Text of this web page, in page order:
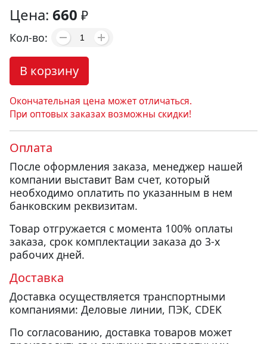
Цена: 660 ₽
Кол-во:
В корзину
Окончательная цена может отличаться.
При оптовых заказах возможны скидки!
Оплата
После оформления заказа, менеджер нашей
компании выставит Вам счет, который
необходимо оплатить по указанным в нем
банковским реквизитам.
Товар отгружается с момента 100% оплаты
заказа, срок комплектации заказа до 3-х
рабочих дней.
Доставка
Доставка осуществляется транспортными
компаниями: Деловые линии, ПЭК, CDEK
По согласованию, доставка товаров может